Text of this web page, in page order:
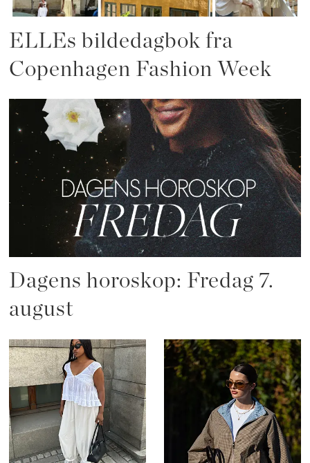
ELLEs bildedagbok fra
Copenhagen Fashion Week
Dagens horoskop: Fredag 7.
august